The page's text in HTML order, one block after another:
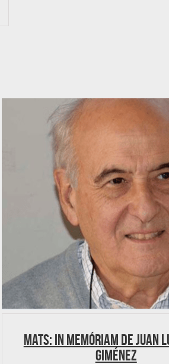
MATS: In memóriam de Juan
Giménez